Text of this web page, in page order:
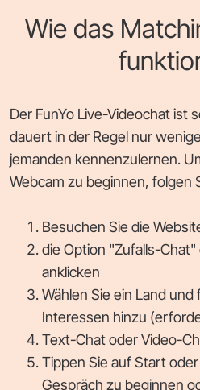
Wie das
Der FunYo Live-Videochat ist
dauert in der Regel nur
jemanden kennenzulernen.
Webcam zu beginnen, folgen
Besuchen Sie die
die Option "Zufalls-
anklicken
Wählen Sie ein Land und
Interessen hinzu
Text-Chat oder Video-
Tippen Sie auf Start
Gespräch zu beginnen